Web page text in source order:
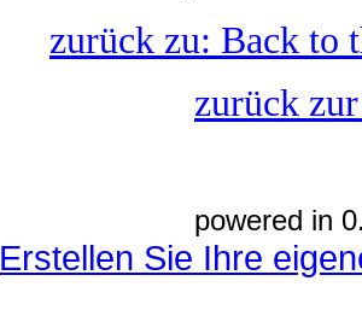
zurück zu: Back to
zurück
powered in
Erstellen Sie Ihre